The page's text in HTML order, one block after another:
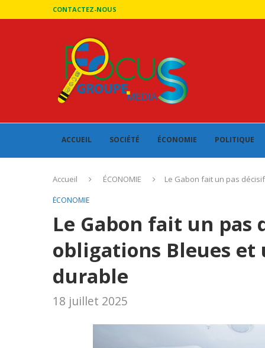
CONTACTEZ-NOUS
ACCUEIL SOCIÉTÉ ÉCONOMIE POLITIQUE
Accueil ÉCONOMIE Le Gabon fait un pas
ÉCONOMIE
Le Gabon fait un pas
obligations Bleues et
durable
18 juillet 2025